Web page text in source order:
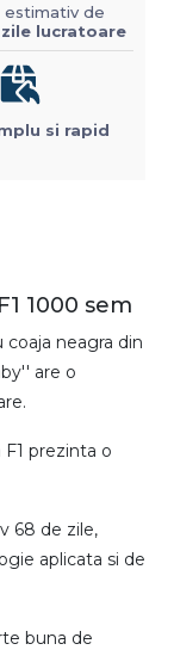
estimativ de
lucratoare
si rapid
1000 sem
neagra din
are o
prezinta o
68 de zile,
aplicata si de
buna de